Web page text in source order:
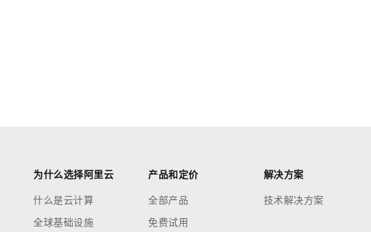
为什么选择阿里云
什么是云计算
全球基础设施
产品和定价
全部产品
免费试用
解决方案
技术解决方案